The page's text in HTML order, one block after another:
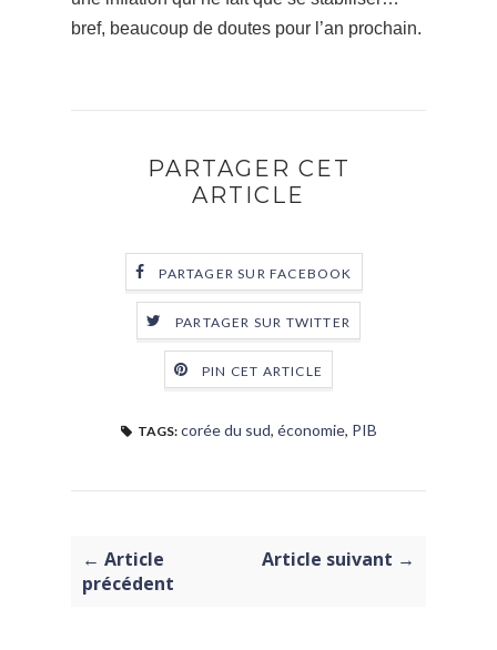
bref, beaucoup de doutes pour l’an prochain.
PARTAGER CET
ARTICLE
PARTAGER SUR FACEBOOK
PARTAGER SUR TWITTER
PIN CET ARTICLE
TAGS: corée du sud, économie, PIB
← Article
précédent
Article suivant →